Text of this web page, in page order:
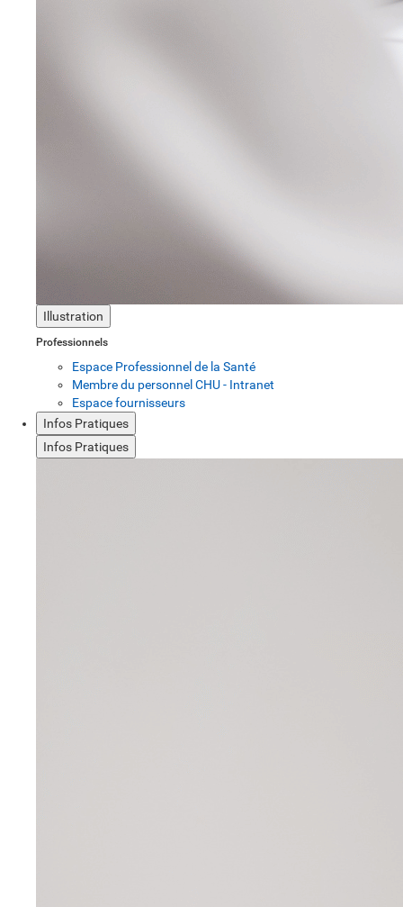
Illustration
Professionnels
Espace Professionnel de la Santé
Membre du personnel CHU - Intranet
Espace fournisseurs
Infos Pratiques
Infos Pratiques